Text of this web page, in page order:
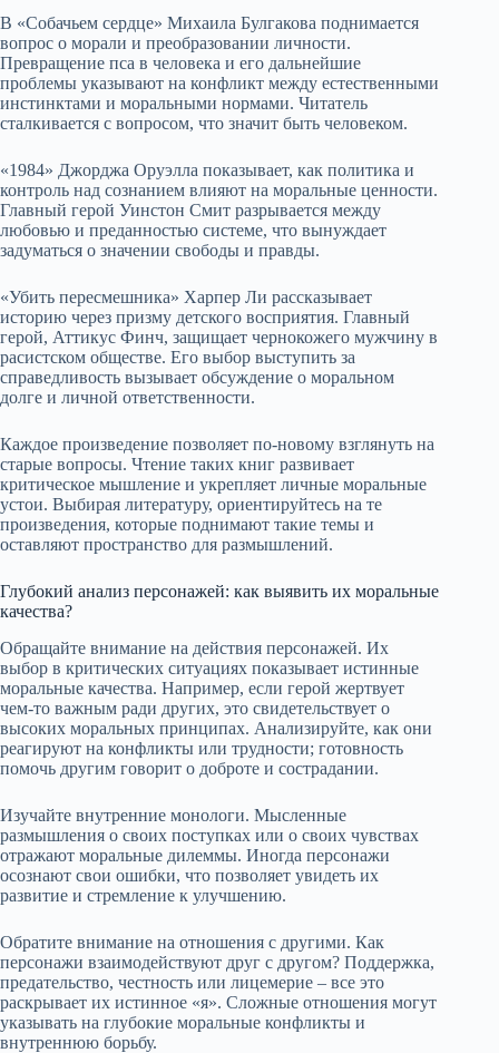
В «Собачьем сердце» Михаила Булгакова поднимается
вопрос о морали и преобразовании личности.
Превращение пса в человека и его дальнейшие
проблемы указывают на конфликт между естественными
инстинктами и моральными нормами. Читатель
сталкивается с вопросом, что значит быть человеком.
«1984» Джорджа Оруэлла показывает, как политика и
контроль над сознанием влияют на моральные ценности.
Главный герой Уинстон Смит разрывается между
любовью и преданностью системе, что вынуждает
задуматься о значении свободы и правды.
«Убить пересмешника» Харпер Ли рассказывает
историю через призму детского восприятия. Главный
герой, Аттикус Финч, защищает чернокожего мужчину в
расистском обществе. Его выбор выступить за
справедливость вызывает обсуждение о моральном
долгe и личной ответственности.
Каждое произведение позволяет по-новому взглянуть на
старые вопросы. Чтение таких книг развивает
критическое мышление и укрепляет личные моральные
устои. Выбирая литературу, ориентируйтесь на те
произведения, которые поднимают такие темы и
оставляют пространство для размышлений.
Глубокий анализ персонажей: как выявить их моральные
качества?
Обращайте внимание на действия персонажей. Их
выбор в критических ситуациях показывает истинные
моральные качества. Например, если герой жертвует
чем-то важным ради других, это свидетельствует о
высоких моральных принципах. Анализируйте, как они
реагируют на конфликты или трудности; готовность
помочь другим говорит о доброте и сострадании.
Изучайте внутренние монологи. Мысленные
размышления о своих поступках или о своих чувствах
отражают моральные дилеммы. Иногда персонажи
осознают свои ошибки, что позволяет увидеть их
развитие и стремление к улучшению.
Обратите внимание на отношения с другими. Как
персонажи взаимодействуют друг с другом? Поддержка,
предательство, честность или лицемерие – все это
раскрывает их истинное «я». Сложные отношения могут
указывать на глубокие моральные конфликты и
внутреннюю борьбу.